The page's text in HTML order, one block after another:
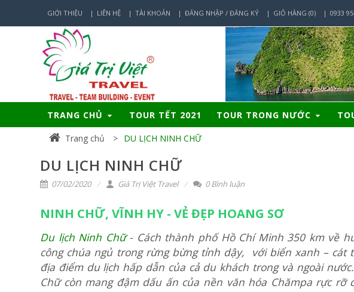
GIỚI THIỆU LIÊN HỆ TÀI KHOẢN ĐĂNG NHẬP / ĐĂNG KÝ GIỎ HÀNG (0) 0933
TRANG CHỦ TOUR TẾT 2021 TOUR TRONG NƯỚC
Trang chủ DU LỊCH NINH CHỮ
DU LỊCH NINH CHỮ
07/02/2020 Giá Trị Việt Travel 0 Bình luận
NINH CHỮ, VĨNH HY - VẺ ĐẸP HOANG SƠ
Du lịch Ninh Chữ- Cách thành phố Hồ Chí Minh 350 km về
công chúa ngủ trong rừng bừng tỉnh dậy, với biển xanh – cát
địa điểm du lịch hấp dẫn của cả du khách trong và ngoài nước.
Chữ còn mang đậm dấu ấn của nền văn hóa Chămpa rực